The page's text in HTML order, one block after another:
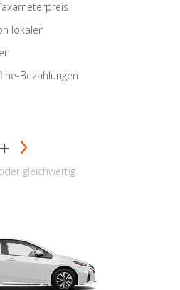
lokalen
Bezahlungen
gleichwertig